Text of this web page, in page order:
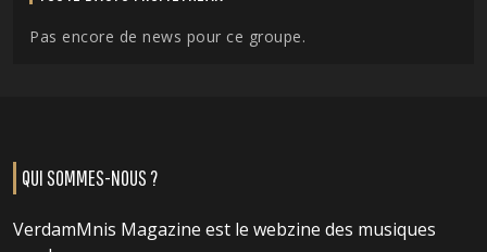
Pas encore de news pour ce groupe.
QUI SOMMES-NOUS ?
VerdamMnis Magazine est le webzine des musiques